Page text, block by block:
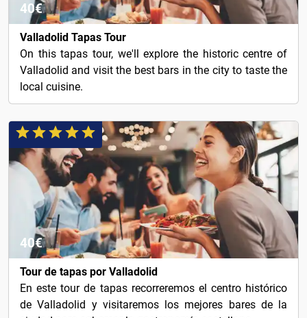
40€
Valladolid Tapas Tour
On this tapas tour, we'll explore the historic centre of
Valladolid and visit the best bars in the city to taste the
local cuisine.
40€
Tour de tapas por Valladolid
En este tour de tapas recorreremos el centro histórico
de Valladolid y visitaremos los mejores bares de la